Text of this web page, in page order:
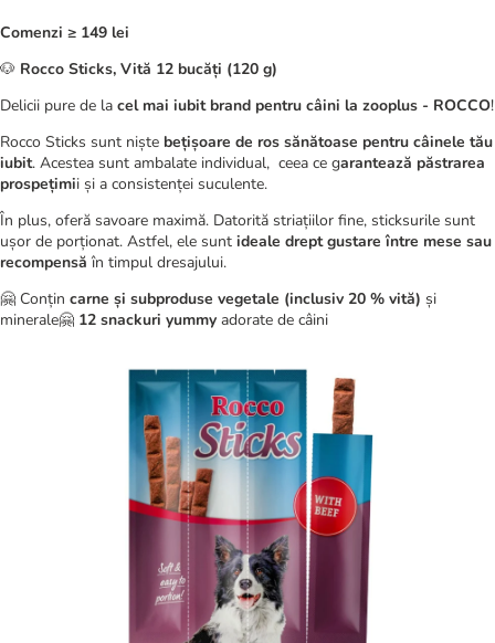
Comenzi ≥ 149 lei
🐶 Rocco Sticks, Vită 12 bucăți (120 g)
Delicii pure de la cel mai iubit brand pentru câini la zooplus - ROCCO!
Rocco Sticks sunt niște bețișoare de ros sănătoase pentru câinele tău
iubit. Acestea sunt ambalate individual, ceea ce garantează păstrarea
prospețimii și a consistenței suculente.
În plus, oferă savoare maximă. Datorită striațiilor fine, sticksurile sunt
ușor de porționat. Astfel, ele sunt ideale drept gustare între mese sau
recompensă în timpul dresajului.
🤗 Conțin carne și subproduse vegetale (inclusiv 20 % vită) și
minerale🤗 12 snackuri yummy adorate de câini